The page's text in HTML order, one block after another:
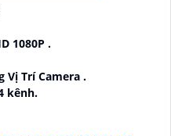
1080P .
Vị Trí Camera .
kênh.